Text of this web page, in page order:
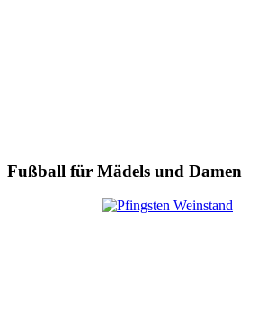
Fußball für Mädels und Damen